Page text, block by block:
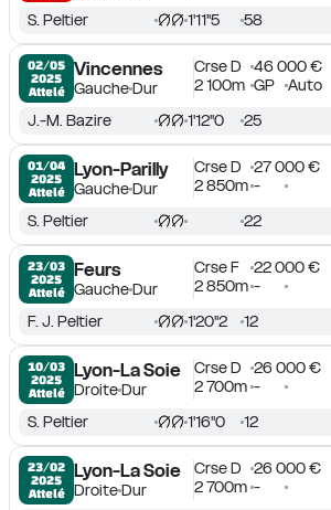
S. Peltier 1'11''5 58
02/05
2025
Attelé
Vincennes
GaucheDur
Crse D
46 000 €
2 100m GP Auto
J.-M. Bazire 1'12''0 25
01/04
2025
Attelé
Lyon-Parilly
GaucheDur
Crse D
27 000 €
2 850m -
S. Peltier 22
23/03
2025
Attelé
Feurs
GaucheDur
Crse F
22 000 €
2 850m -
F. J. Peltier 1'20''2 12
10/03
2025
Attelé
Lyon-La Soie
DroiteDur
Crse D
26 000 €
2 700m -
S. Peltier 1'16''0 12
23/02
2025
Attelé
Lyon-La Soie
DroiteDur
Crse D
26 000 €
2 700m -